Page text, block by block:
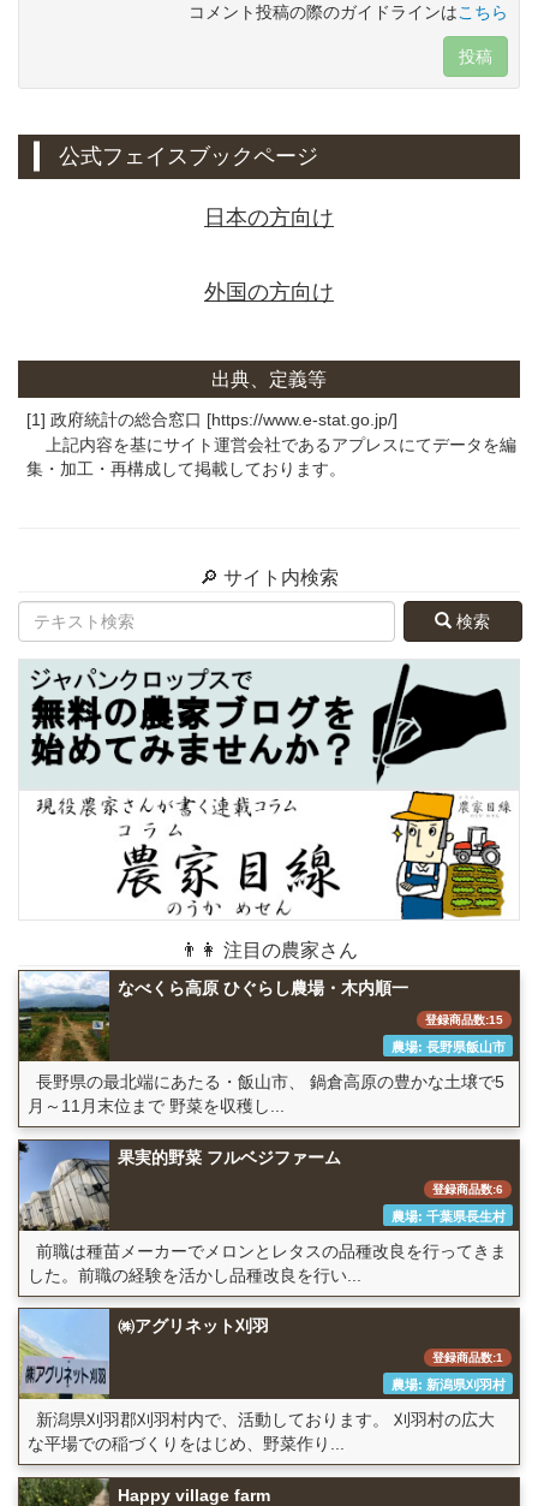
コメント投稿の際のガイドラインはこちら
投稿
公式フェイスブックページ
日本の方向け
外国の方向け
出典、定義等
[1] 政府統計の総合窓口 [https://www.e-stat.go.jp/]
上記内容を基にサイト運営会社であるアプレスにてデータを編
集・加工・再構成して掲載しております。
🔎 サイト内検索
検索
👨👩 注目の農家さん
なべくら高原 ひぐらし農場・木内順一
登録商品数:15
農場: 長野県飯山市
長野県の最北端にあたる・飯山市、 鍋倉高原の豊かな土壌で5
月～11月末位まで 野菜を収穫し...
果実的野菜 フルベジファーム
登録商品数:6
農場: 千葉県長生村
前職は種苗メーカーでメロンとレタスの品種改良を行ってきま
した。前職の経験を活かし品種改良を行い...
㈱アグリネット刈羽
登録商品数:1
農場: 新潟県刈羽村
新潟県刈羽郡刈羽村内で、活動しております。 刈羽村の広大
な平場での稲づくりをはじめ、野菜作り...
Happy village farm